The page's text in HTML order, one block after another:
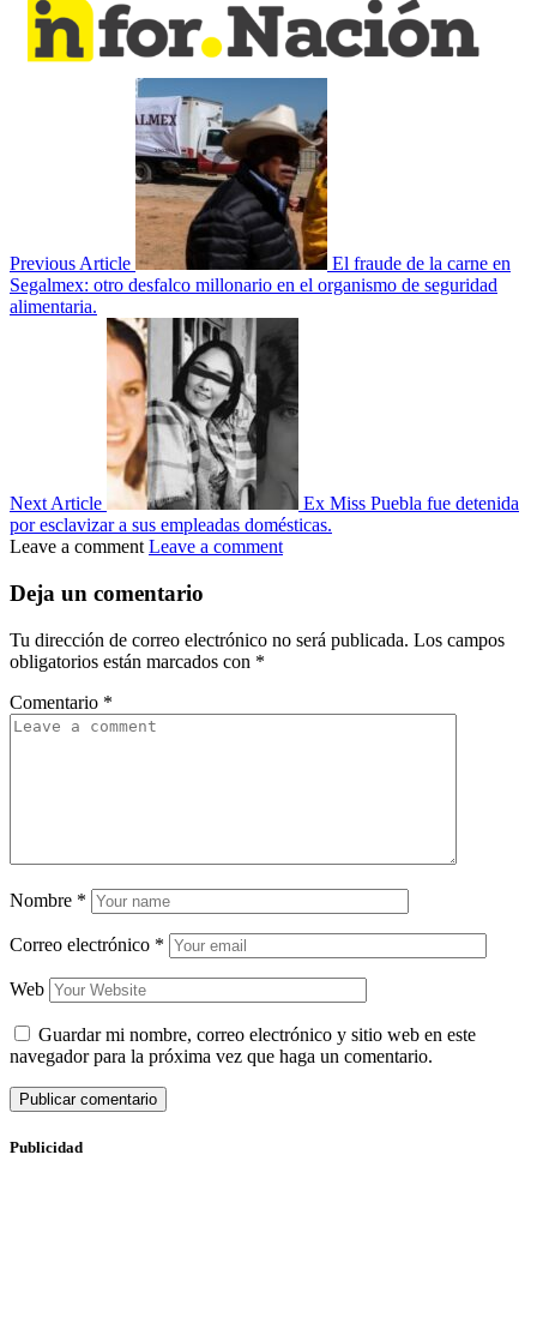
Previous Article
El fraude de la carne en
Segalmex: otro desfalco millonario en el organismo de seguridad
alimentaria.
Next Article
Ex Miss Puebla fue detenida
por esclavizar a sus empleadas domésticas.
Leave a comment Leave a comment
Deja un comentario
Tu dirección de correo electrónico no será publicada. Los campos
obligatorios están marcados con *
Comentario *
Nombre *
Correo electrónico *
Web
Guardar mi nombre, correo electrónico y sitio web en este
navegador para la próxima vez que haga un comentario.
Publicidad